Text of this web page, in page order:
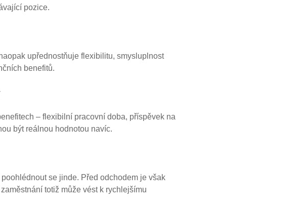
pozice.
upřednostňuje flexibilitu, smysluplnost
benefitů.
– flexibilní pracovní doba, příspěvek na
být reálnou hodnotou navíc.
se jinde. Před odchodem je však
totiž může vést k rychlejšímu